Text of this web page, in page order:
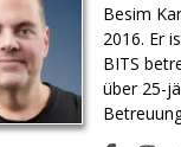
Besim
2016. Er
BITS
über 25-